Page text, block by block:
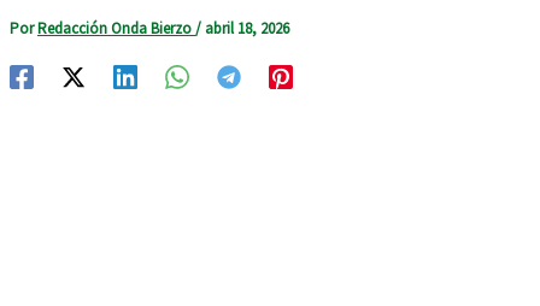
PorRedacción Onda Bierzo/ abril 18, 2026